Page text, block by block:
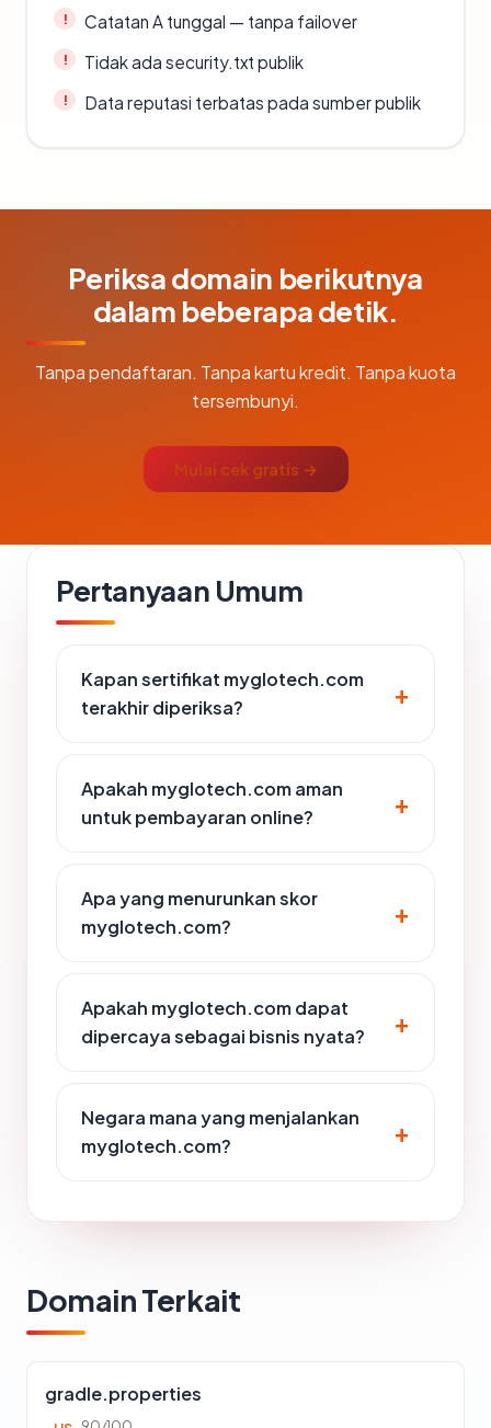
Catatan A tunggal — tanpa failover
Tidak ada security.txt publik
Data reputasi terbatas pada sumber publik
Periksa domain berikutnya
dalam beberapa detik.
Tanpa pendaftaran. Tanpa kartu kredit. Tanpa kuota
tersembunyi.
Mulai cek gratis →
Pertanyaan Umum
Kapan sertifikat myglotech.com
terakhir diperiksa?
Apakah myglotech.com aman
untuk pembayaran online?
Apa yang menurunkan skor
myglotech.com?
Apakah myglotech.com dapat
dipercaya sebagai bisnis nyata?
Negara mana yang menjalankan
myglotech.com?
Domain Terkait
gradle.properties